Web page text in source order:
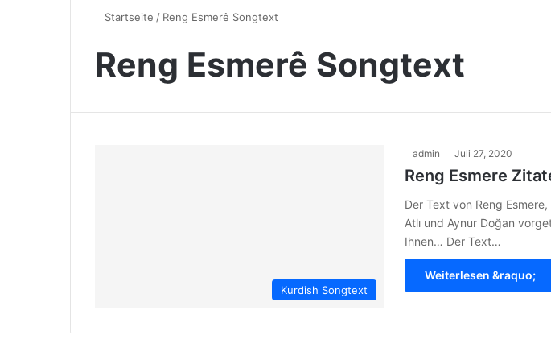
Startseite / Reng Esmerê Songtext
Reng Esmerê Songtext
Kurdish Songtext
admin Juli 27, 2020
Reng Esmere
Der Text von Reng
Atlı und Aynur Doğan
Ihnen… Der Text…
Weiterlesen &raquo;